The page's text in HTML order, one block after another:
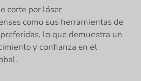
corte por láser
como sus herramientas de
lo que demuestra un
y confianza en el